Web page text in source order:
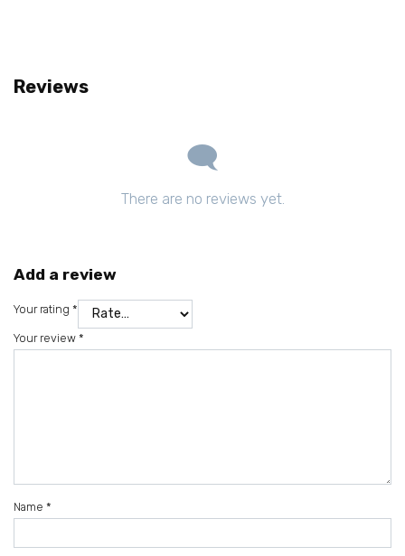
Reviews
There are no reviews yet.
Add a review
Your rating *
Your review *
Name *